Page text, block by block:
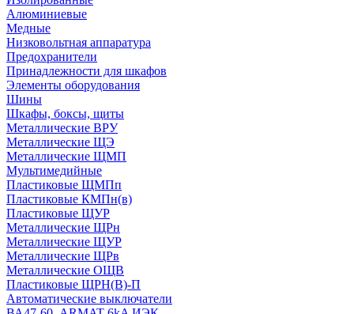
Алюминиевые
Медные
Низковольтная аппаратура
Предохранители
Принадлежности для шкафов
Элементы оборудования
Шины
Шкафы, боксы, щиты
Металлические ВРУ
Металлические ЩЭ
Металлические ЩМП
Мультимедийные
Пластиковые ЩМПп
Пластиковые КМПн(в)
Пластиковые ЩУР
Металлические ЩРн
Металлические ЩУР
Металлические ЩРв
Металлические ОЩВ
Пластиковые ЩРН(В)-П
Автоматические выключатели